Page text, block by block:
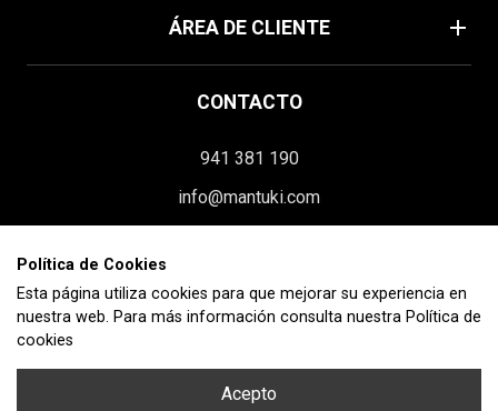
Mascarillas
Moda
Política de cookies
Aviso legal
Términos y condiciones
Homologación
ÁREA DE CLIENTE add
Su cuenta
Cupones de descuento
CONTACTO
941 381 190
info@mantuki.com
26580 Arnedo (La Rioja)
Polí­tica de Cookies
Esta página utiliza cookies para que mejorar su experiencia en
nuestra web. Para más información consulta nuestra Política de
cookies
Acepto